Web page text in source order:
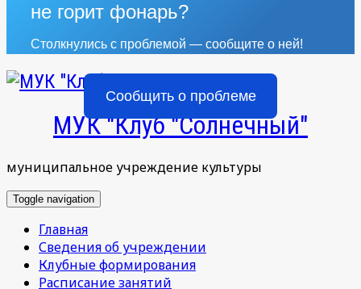
не горит фонарь?
Столкнулись с проблемой — сообщите о ней!
Сообщить о проблеме
МУК "Клуб "Солнечный"
муниципальное учреждение культуры
Toggle navigation
Главная
Сведения об учреждении
Клубные формирования
Расписание занятий